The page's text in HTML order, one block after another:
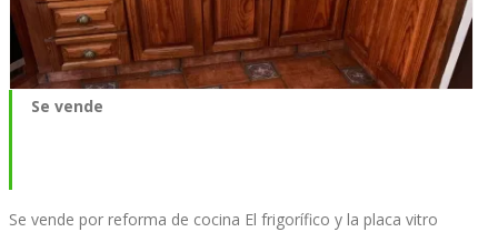
Se vende
Se vende por reforma de cocina El frigorífico y la placa vitro